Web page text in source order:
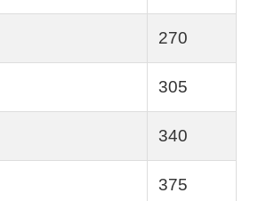
270
305
340
375